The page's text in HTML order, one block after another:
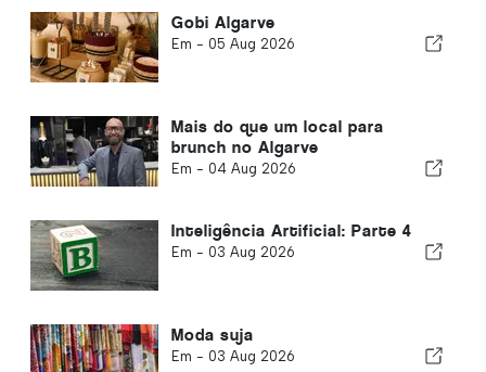
Gobi Algarve
Em - 05 Aug 2026
Mais do que um local para
brunch no Algarve
Em - 04 Aug 2026
Inteligência Artificial: Parte 4
Em - 03 Aug 2026
Moda suja
Em - 03 Aug 2026